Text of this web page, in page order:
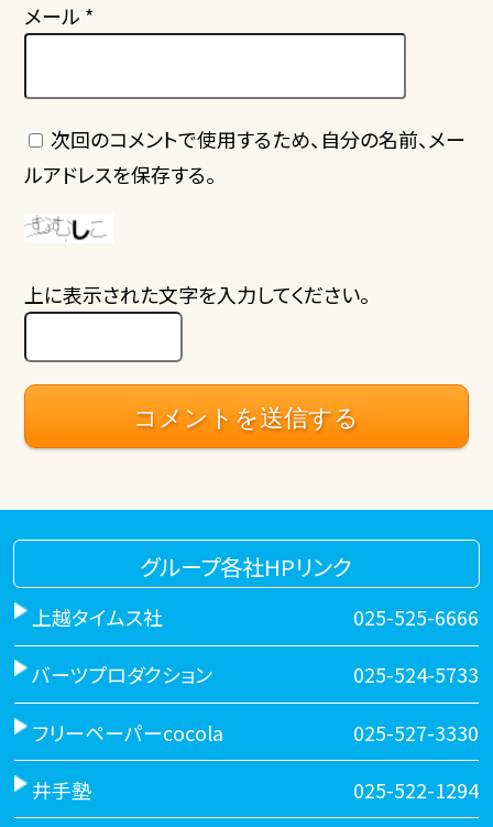
メール *
次回のコメントで使用するため、自分の名前、メー
ルアドレスを保存する。
上に表示された文字を入力してください。
グループ各社HPリンク
上越タイムス社 025-525-6666
バーツプロダクション 025-524-5733
フリーペーパーcocola 025-527-3330
井手塾 025-522-1294